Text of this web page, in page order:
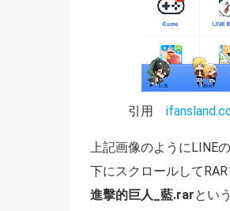
引用
上記画像のようにLINE
下にスクロールして
進擊的巨人_藍.rarとい